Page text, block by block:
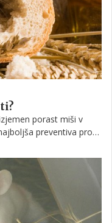
porast miši v
preventiva proti